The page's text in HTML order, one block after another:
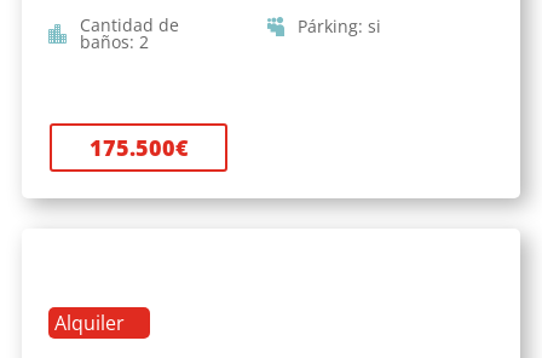
Cantidad de
baños: 2
Párking: si
175.500€
Alquiler